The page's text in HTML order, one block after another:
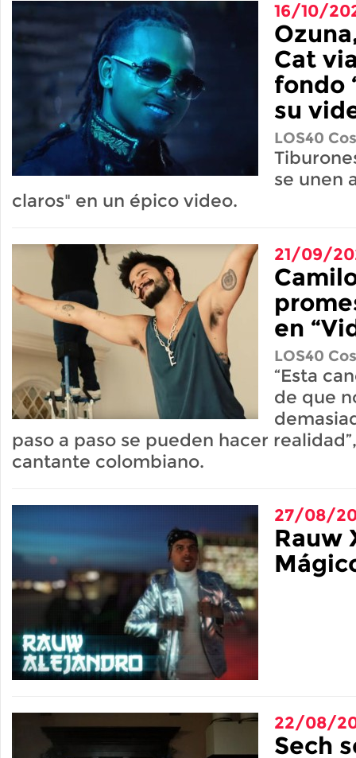
16/10/
Cat
fondo
su
LOS40
se unen
claros" en un épico video.
21/09/
en
LOS40
“Esta
de que
paso a paso se pueden hacer
cantante colombiano.
27/08/
Rauw
22/08/
Sech